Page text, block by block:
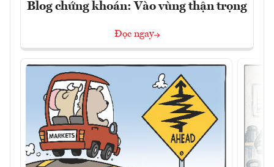
Blog chứng khoán: Vào vùng thận trọng
Đọc ngay